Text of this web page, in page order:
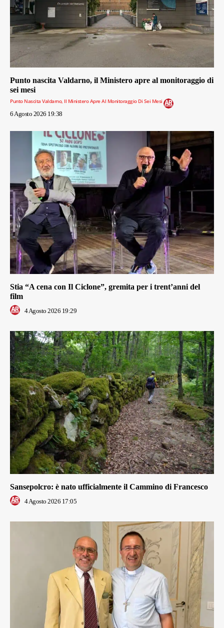
Punto nascita Valdarno, il Ministero apre al monitoraggio di
sei mesi
Punto Nascita Valdarno, Il Ministero Apre Al Monitoraggio Di Sei Mesi
6 Agosto 2026 19:38
Stia “A cena con Il Ciclone”, gremita per i trent’anni del
film
4 Agosto 2026 19:29
Sansepolcro: è nato ufficialmente il Cammino di Francesco
4 Agosto 2026 17:05